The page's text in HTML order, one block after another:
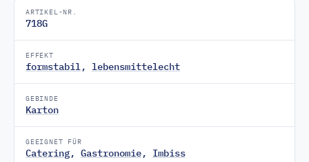
ARTIKEL-NR.
718G
EFFEKT
formstabil, lebensmittelecht
GEBINDE
Karton
GEEIGNET FÜR
Catering, Gastronomie, Imbiss